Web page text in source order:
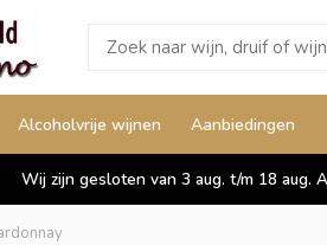
Alcoholvrije wijnen Aanbiedingen
Staffelkorting tot wel 10%
Wij zijn gesloten van 3 aug. t/m 18 aug.